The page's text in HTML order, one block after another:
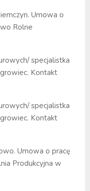
Umowa o
Rolne
specjalistka
Kontakt
specjalistka
Kontakt
Umowa o pracę
Produkcyjna w